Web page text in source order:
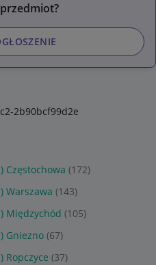
2b90bcf99d2e
Częstochowa (172)
Warszawa (143)
Międzychód (105)
Gniezno (67)
Ropczyce (37)